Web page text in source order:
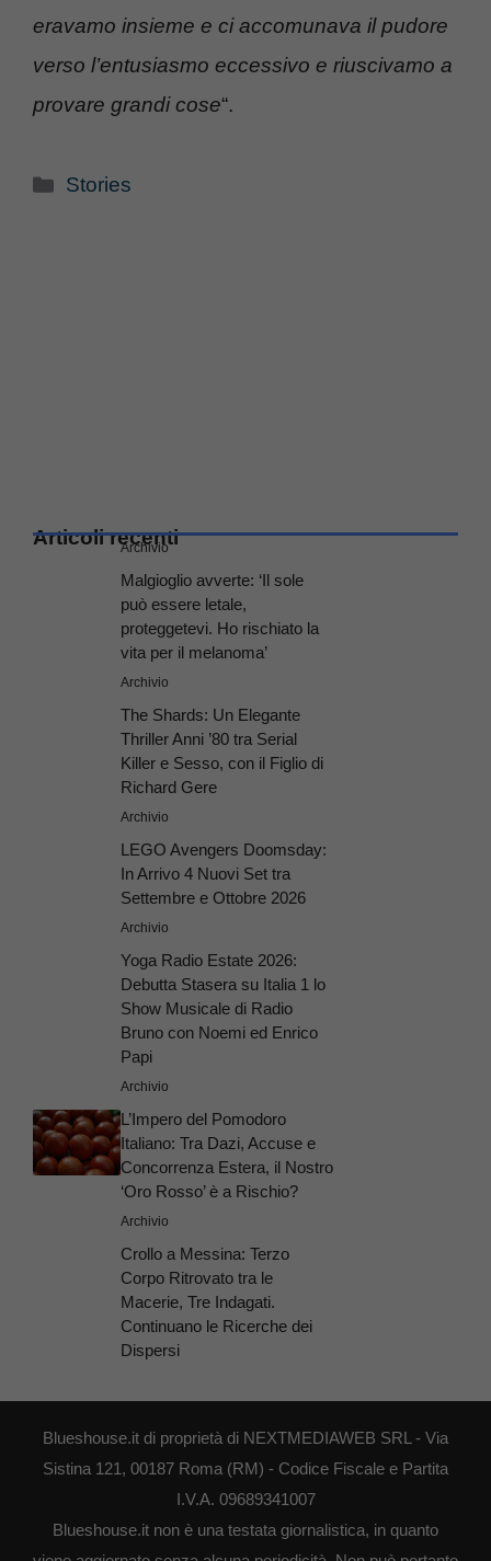
eravamo insieme e ci accomunava il pudore
verso l’entusiasmo eccessivo e riuscivamo a
provare grandi cose“.
Categorie
Stories
Articoli recenti
Archivio
Malgioglio avverte: ‘Il sole
può essere letale,
proteggetevi. Ho rischiato la
vita per il melanoma’
Archivio
The Shards: Un Elegante
Thriller Anni ’80 tra Serial
Killer e Sesso, con il Figlio di
Richard Gere
Archivio
LEGO Avengers Doomsday:
In Arrivo 4 Nuovi Set tra
Settembre e Ottobre 2026
Archivio
Yoga Radio Estate 2026:
Debutta Stasera su Italia 1 lo
Show Musicale di Radio
Bruno con Noemi ed Enrico
Papi
Archivio
L’Impero del Pomodoro
Italiano: Tra Dazi, Accuse e
Concorrenza Estera, il Nostro
‘Oro Rosso’ è a Rischio?
Archivio
Crollo a Messina: Terzo
Corpo Ritrovato tra le
Macerie, Tre Indagati.
Continuano le Ricerche dei
Dispersi
Blueshouse.it di proprietà di NEXTMEDIAWEB SRL - Via
Sistina 121, 00187 Roma (RM) - Codice Fiscale e Partita
I.V.A. 09689341007
Blueshouse.it non è una testata giornalistica, in quanto